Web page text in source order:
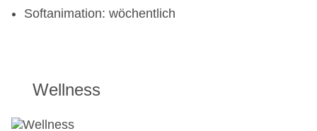
Softanimation: wöchentlich
Wellness